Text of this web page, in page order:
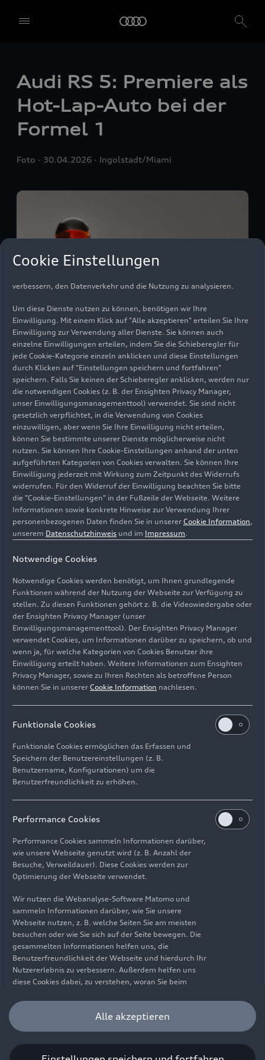
Audi RS 5: Premiere als
Hot-Lap-Auto bei der
Formel 1
Foto 30.04.2026 Ingolstadt/Miami
Der AudiRS 5feiert beim F1 Grand Prix in Miami seine
Premiere als Fahrzeug für die F1® Pirelli Hot Laps im
Rahmenprogramm der Formel 1
Bild-Nr: A260830 · Copyright: AUDI AG
Rechte: Verwendung für Pressezwecke honorarfrei
ImpressumRechtliches
Hinweisgebersystem
Informationen zur BarrierefreiheitKontakt
© 2026 AUDI AG. Alle Rechte vorbehalten.
EN
Die Angaben zu Kraftstoffverbrauch, Stromverbrauch, CO₂-
Emissionen und elektrischer Reichweite wurden nach dem
gesetzlich vorgeschriebenen Messverfahren „Worldwide
Harmonized Light Vehicles Test Procedure“ (WLTP) gemäß
Verordnung (EG) 715/2007 ermittelt. Zusatzausstattungen und
Zubehör (Anbauteile, Reifenformat usw.) können relevante
Aerodynamik verändern und neben Witterungs- und
Verkehrsbedingungen sowie dem individuellen Fahrverhalten den
Cookie Einstellungen
Wir, die AUDI AG, Auto-Union-Straße 1, 85057 Ingolstadt, allein
oder in Zusammenarbeit mit unseren verbundenen Unternehmen
und Dienste Dritter, die Cookies und ähnliche Technologien
verbessern, den Datenverkehr und die Nutzung zu analysieren.
Um diese Dienste nutzen zu können, benötigen wir Ihre
Einwilligung. Mit einem Klick auf "Alle akzeptieren" erteilen Sie Ihre
Einwilligung zur Verwendung aller Dienste. Sie können auch
einzelne Einwilligungen erteilen, indem Sie die Schieberegler für
jede Cookie-Kategorie einzeln anklicken und diese Einstellungen
durch Klicken auf "Einstellungen speichern und fortfahren"
speichern. Falls Sie keinen der Schieberegler anklicken, werden nur
die notwendigen Cookies (z. B. der Ensighten Privacy Manager,
unser Einwilligungsmanagementtool) verwendet. Sie sind nicht
gesetzlich verpflichtet, in die Verwendung von Cookies
einzuwilligen, aber wenn Sie Ihre Einwilligung nicht erteilen,
können Sie bestimmte unserer Dienste möglicherweise nicht
nutzen. Sie können Ihre Cookie-Einstellungen anhand der unten
aufgeführten Kategorien von Cookies verwalten. Sie können Ihre
Einwilligung jederzeit mit Wirkung zum Zeitpunkt des Widerrufs
widerrufen. Für den Widerruf der Einwilligung beachten Sie bitte
die "Cookie-Einstellungen" in der Fußzeile der Webseite. Weitere
Informationen sowie konkrete Hinweise zur Verwendung Ihrer
personenbezogenen Daten finden Sie in unserer Cookie Information,
unserem Datenschutzhinweis und im Impressum.
Notwendige Cookies
Notwendige Cookies werden benötigt, um Ihnen grundlegende
Funktionen während der Nutzung der Webseite zur Verfügung zu
stellen. Zu diesen Funktionen gehört z. B. die Videowiedergabe oder
der Ensighten Privacy Manager (unser
Einwilligungsmanagementtool). Der Ensighten Privacy Manager
verwendet Cookies, um Informationen darüber zu speichern, ob und
wenn ja, für welche Kategorien von Cookies Benutzer ihre
Einwilligung erteilt haben. Weitere Informationen zum Ensighten
Privacy Manager, sowie zu Ihren Rechten als betroffene Person
können Sie in unserer Cookie Information nachlesen.
Funktionale Cookies
Funktionale Cookies ermöglichen das Erfassen und
Speichern der Benutzereinstellungen (z. B.
Benutzername, Konfigurationen) um die
Benutzerfreundlichkeit zu erhöhen.
Performance Cookies
Performance Cookies sammeln Informationen darüber,
wie unsere Webseite genutzt wird (z. B. Anzahl der
Besuche, Verweildauer). Diese Cookies werden zur
Optimierung der Webseite verwendet.
Wir nutzen die Webanalyse-Software Matomo und
sammeln Informationen darüber, wie Sie unsere
Webseite nutzen, z. B. welche Seiten Sie am meisten
besuchen oder wie Sie sich auf der Seite bewegen. Die
gesammelten Informationen helfen uns, die
Benutzerfreundlichkeit der Webseite und hierdurch Ihr
Nutzererlebnis zu verbessern. Außerdem helfen uns
diese Cookies dabei, zu verstehen, woran Sie beim
unser Angebot optimieren können. Bitte beachten Sie,
dass Sie Ihre Einwilligung bezüglich der Platzierung von
Performance Cookies jederzeit widerrufen können.
Alle akzeptieren